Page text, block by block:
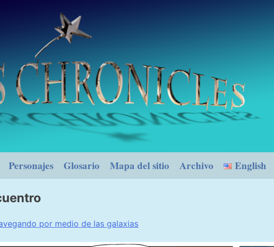
Personajes Glosario Mapa del sitio Archivo English
por medio de las galaxias